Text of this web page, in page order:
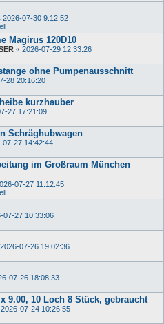
2026-07-30 9:12:52
Magirus 120D10
« 2026-07-29 12:33:26
ohne Pumpenausschnitt
28 20:16:20
kurzhauber
27 17:21:09
Schräghubwagen
07-27 14:42:44
im Großraum München
07-27 11:12:45
07-27 10:33:06
2026-07-26 19:02:36
07-26 18:08:33
9.00, 10 Loch 8 Stück, gebraucht
2026-07-24 10:26:55